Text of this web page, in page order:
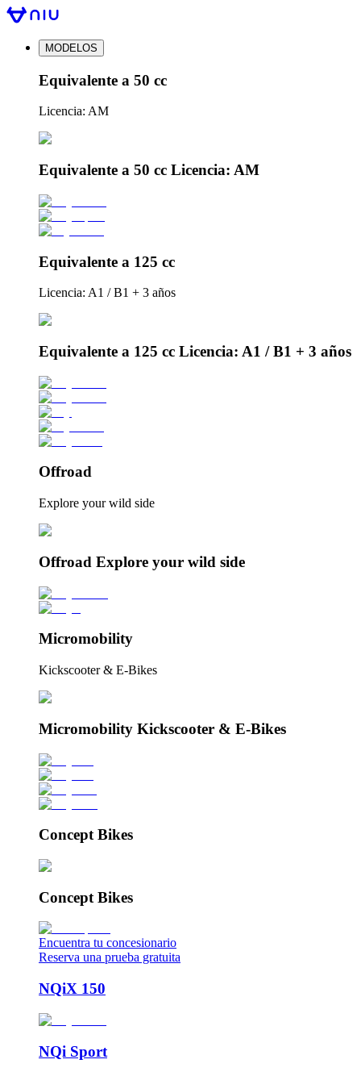
MODELOS
Equivalente a 50 cc
Licencia: AM
Equivalente a 50 cc Licencia: AM
Equivalente a 125 cc
Licencia: A1 / B1 + 3 años
Equivalente a 125 cc Licencia: A1 / B1 + 3 años
Offroad
Explore your wild side
Offroad Explore your wild side
Micromobility
Kickscooter & E-Bikes
Micromobility Kickscooter & E-Bikes
Concept Bikes
Concept Bikes
Encuentra tu concesionario
Reserva una prueba gratuita
NQiX 150
NQi Sport